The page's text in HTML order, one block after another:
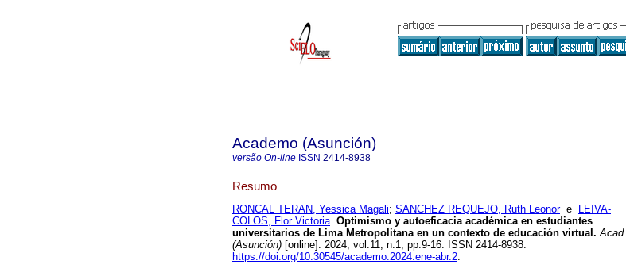
Academo (Asunción)
versão On-line ISSN 2414-8938
Resumo
RONCAL TERAN, Yessica Magali; SANCHEZ REQUEJO, Ruth Leonore
LEIVA-
COLOS, Flor Victoria. Optimismo y autoeficacia académica en estudiantes
universitarios de Lima Metropolitana en un contexto de educación virtual. Acad.
(Asunción) [online]. 2024, vol.11, n.1, pp.9-16. ISSN 2414-8938.
https://doi.org/10.30545/academo.2024.ene-abr.2.